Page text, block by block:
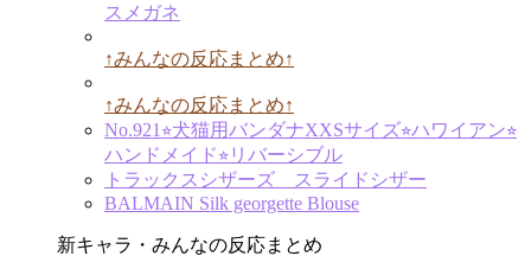
スメガネ
↑みんなの反応まとめ↑
↑みんなの反応まとめ↑
No.921⭐︎犬猫用バンダナXXSサイズ⭐︎ハワイアン⭐︎
ハンドメイド⭐︎リバーシブル
トラックスシザーズ スライドシザー
BALMAIN Silk georgette Blouse
新キャラ・みんなの反応まとめ